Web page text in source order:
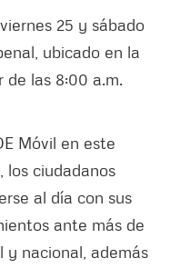
25 y sábado
ubicado en la
de las 8:00 a.m.
Móvil en este
los ciudadanos
al día con sus
ante más de
nacional, además